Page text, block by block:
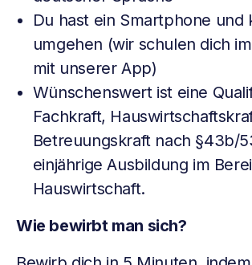
Du hast ein Smartphone und
umgehen (wir schulen dich
mit unserer App)
Wünschenswert ist eine
Fachkraft,
Betreuungskraft nach §43b/
einjährige Ausbildung im
Hauswirtschaft.
Wie bewirbt man sich?